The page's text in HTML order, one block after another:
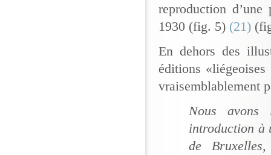
reproduction
1930 (fig. 5) (21)
En dehors des
éditions
vraisemblablement
Nous avons
introduction à
de